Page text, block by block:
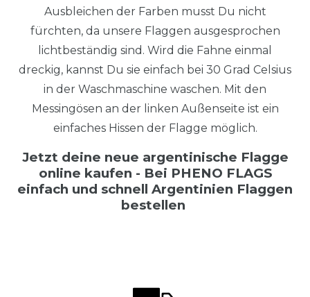
Ausbleichen der Farben musst Du nicht
fürchten, da unsere Flaggen ausgesprochen
lichtbeständig sind. Wird die Fahne einmal
dreckig, kannst Du sie einfach bei 30 Grad Celsius
in der Waschmaschine waschen. Mit den
Messingösen an der linken Außenseite ist ein
einfaches Hissen der Flagge möglich.
Jetzt deine neue argentinische Flagge
online kaufen - Bei PHENO FLAGS
einfach und schnell Argentinien Flaggen
bestellen